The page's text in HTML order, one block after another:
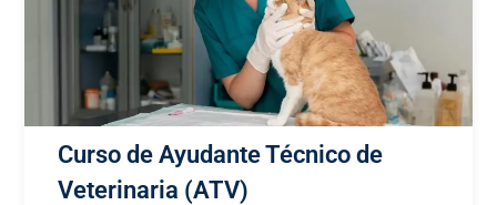
Curso de Ayudante Técnico de
Veterinaria (ATV)